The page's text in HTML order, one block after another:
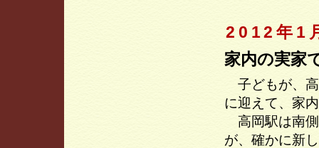
2012年1
家内の実家
子どもが、高
に迎えて、家
高岡駅は南側
が、確かに新